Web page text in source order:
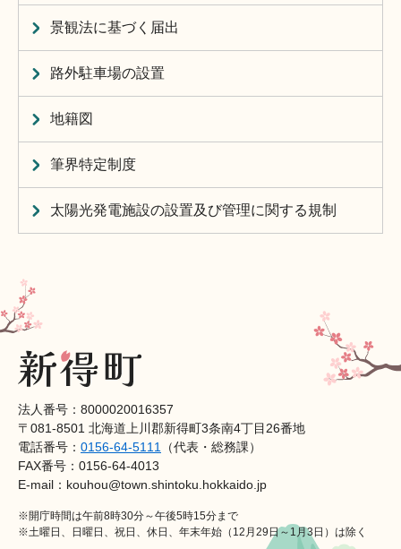
景観法に基づく届出
路外駐車場の設置
地籍図
筆界特定制度
太陽光発電施設の設置及び管理に関する規制
法人番号：8000020016357
〒081-8501 北海道上川郡新得町3条南4丁目26番地
電話番号： 0156-64-5111
（代表・総務課）
FAX番号：0156-64-4013
E-mail：kouhou@town.shintoku.hokkaido.jp
※開庁時間は午前8時30分～午後5時15分まで
※土曜日、日曜日、祝日、休日、年末年始（12月29日～1月3日）は除く